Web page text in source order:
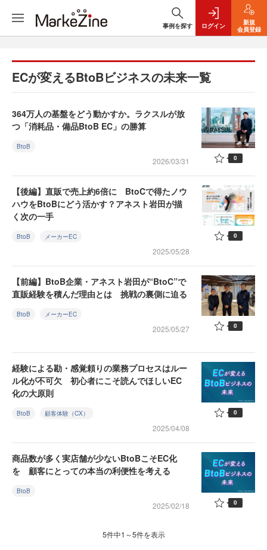
事例を探す ログイン
新規
会員登録
ECが変えるBtoBビジネスの未来一覧
364万人の基盤をどう動かすか。ラクスルが放
つ「消耗品・備品BtoB EC」の勝算
BtoB
2026/03/31 0
【後編】直販で売上約6倍に BtoCで得たノウ
ハウをBtoBにどう活かす？アネスト岩田が描
く次の一手
BtoB メーカーEC
2025/05/28
0
【前編】BtoB企業・アネスト岩田が“BtoC”で
直販経験を積んだ理由とは 挑戦の裏側に迫る
BtoB メーカーEC
2025/05/27 0
経験による勘・感覚頼りの業務プロセスはルー
ル化が不可欠 初心者にこそ読んでほしいEC
化の大原則
BtoB 顧客体験（CX）
2025/04/08
0
商品数が多く実店舗が少ないBtoBこそEC化
を 顧客にとっての本当の利便性を考える
BtoB
2025/02/18 0
5件中1～5件を表示